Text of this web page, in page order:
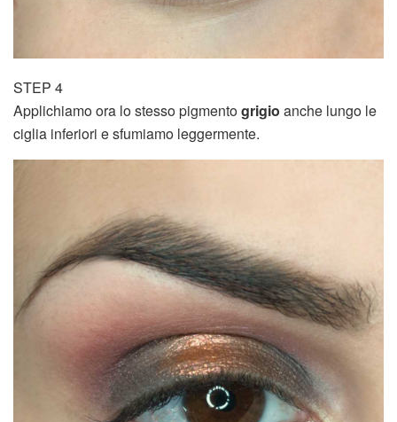
STEP 4
Applichiamo ora lo stesso pigmentogrigio anche lungo le
ciglia inferiori e sfumiamo leggermente.